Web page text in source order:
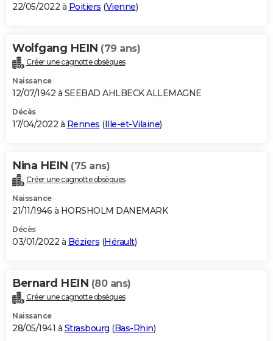
22/05/2022 à Poitiers (Vienne)
Wolfgang HEIN (79 ans)
Créer une cagnotte obsèques
Naissance
12/07/1942 à SEEBAD AHLBECK ALLEMAGNE
Décès
17/04/2022 à Rennes (Ille-et-Vilaine)
Nina HEIN (75 ans)
Créer une cagnotte obsèques
Naissance
21/11/1946 à HORSHOLM DANEMARK
Décès
03/01/2022 à Béziers (Hérault)
Bernard HEIN (80 ans)
Créer une cagnotte obsèques
Naissance
28/05/1941 à Strasbourg (Bas-Rhin)